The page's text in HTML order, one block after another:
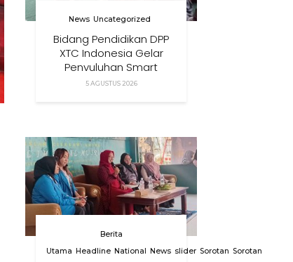
News Uncategorized
Bidang Pendidikan DPP
XTC Indonesia Gelar
Penyuluhan Smart
Parenting Di Desa
5 AGUSTUS 2026
Berita
Utama
Headline National News slider Sorotan Sorotan